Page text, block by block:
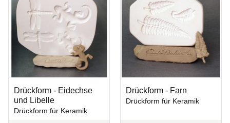
Drückform - Eidechse
und Libelle
Drückform für Keramik
Drückform - Farn
Drückform für Keramik